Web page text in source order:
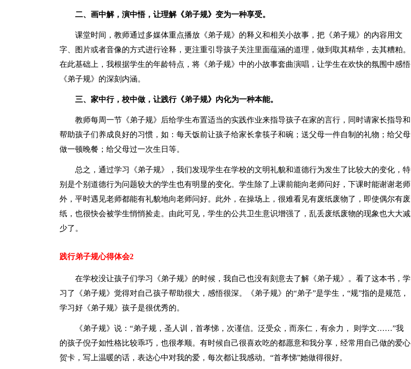
二、画中解，演中悟，让理解《弟子规》变为一种享受。
课堂时间，教师通过多媒体重点播放《弟子规》的释义和相关小故事，把《弟子规》的内容用文
字、图片或者音像的方式进行诠释，更注重引导孩子关注里面蕴涵的道理，做到取其精华，去其糟粕。
在此基础上，我根据学生的年龄特点，将《弟子规》中的小故事套曲演唱，让学生在欢快的氛围中感悟
《弟子规》的深刻内涵。
三、家中行，校中做，让践行《弟子规》内化为一种本能。
教师每周一节《弟子规》后给学生布置适当的实践作业来指导孩子在家的言行，同时请家长指导和
帮助孩子们养成良好的习惯，如：每天饭前让孩子给家长拿筷子和碗；送父母一件自制的礼物；给父母
做一顿晚餐；给父母过一次生日等。
总之，通过学习《弟子规》，我们发现学生在学校的文明礼貌和道德行为发生了比较大的变化，特
别是个别道德行为问题较大的学生也有明显的变化。学生除了上课前能向老师问好，下课时能谢谢老师
外，平时遇见老师都能有礼貌地向老师问好。此外，在操场上，很难看见有废纸废物了，即使偶尔有废
纸，也很快会被学生悄悄捡走。由此可见，学生的公共卫生意识增强了，乱丢废纸废物的现象也大大减
少了。
践行弟子规心得体会2
在学校没让孩子们学习《弟子规》的时候，我自己也没有刻意去了解《弟子规》。看了这本书，学
习了《弟子规》觉得对自己孩子帮助很大，感悟很深。《弟子规》的“弟子”是学生，“规”指的是规范，
学习好《弟子规》孩子是很优秀的。
《弟子规》说：“弟子规，圣人训，首孝悌，次谨信。泛受众，而亲仁，有余力， 则学文……”我
的孩子倪子如性格比较乖巧，也很孝顺。有时候自己很喜欢吃的都愿意和我分享，经常用自己做的爱心
贺卡，写上温暖的话，表达心中对我的爱，每次都让我感动。“首孝悌”她做得很好。